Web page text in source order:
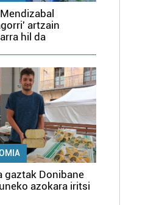
artzain
hil da
gaztak Donibane
azokara iritsi